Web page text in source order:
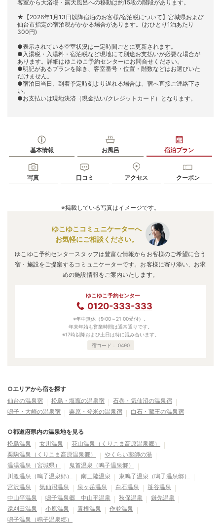
客室から大浴場・露天風呂への移動は約15段の階段があります。
★【2026年1月13日以降宿泊のお客様/宿泊税について】宮城県および
仙台市指定の宿泊税がかかる場合があります。(おひとり1泊あたり
300円)
●表示されている空室状況は一定時間ごとに更新されます。
●入湯税・入湯料・宿泊税など現地にて別途お支払いが必要な場合が
あります。詳細はゆこゆこ予約センターにお問合せください。
●明記があるプランを除き、客室番号・位置・階数などはお選びいた
だけません。
●宿泊日当日、到着予定時刻より遅れる場合は、宿へ直接ご連絡下さ
い。
●お支払いは現地決済（現金払い/クレジットカード）となります。
基本情報 お風呂 宿泊プラン
写真 口コミ アクセス クーポン
※掲載している写真はイメージです。
ゆこゆこコミュニケーターへ
お気軽にご相談ください。
ゆこゆこ予約センタースタッフは豊富な情報からお客様のご希望に合う
宿・施設をご提案するコミュニケーターです。お客様に寄り添い、お求
めの施設情報をご案内いたします。
ゆこゆこ予約センター
0120-333-333
※年中無休（9:00～21:00受付）。
年末年始も営業時間は通常通りです。
※17時以降および土日は特に混み合います。
宿コード： 0490
○エリアから宿を探す
仙台の温泉宿
松島・塩竈の温泉宿
石巻・気仙沼の温泉宿
鳴子・大崎の温泉宿
栗原・登米の温泉宿 白石・蔵王の温泉宿
○都道府県内の温泉地を見る
松島温泉
女川温泉
花山温泉（くりこま高原温泉郷）
栗駒温泉（くりこま高原温泉郷）
やくらい薬師の湯
温湯温泉（宮城県）
鬼首温泉（鳴子温泉郷）
川渡温泉（鳴子温泉郷）
南三陸温泉
東鳴子温泉（鳴子温泉郷）
宮沢温泉
気仙沼温泉 泉ヶ岳温泉 白石温泉
笹谷温泉
中山平温泉
鳴子温泉郷 中山平温泉 秋保温泉
鎌先温泉
遠刈田温泉
小原温泉 青根温泉
作並温泉
鳴子温泉（鳴子温泉郷）